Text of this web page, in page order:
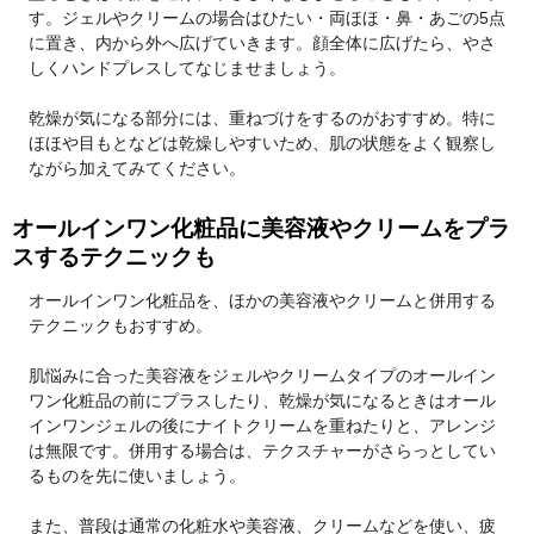
す。ジェルやクリームの場合はひたい・両ほほ・鼻・あごの5点
に置き、内から外へ広げていきます。顔全体に広げたら、やさ
しくハンドプレスしてなじませましょう。
乾燥が気になる部分には、重ねづけをするのがおすすめ。特に
ほほや目もとなどは乾燥しやすいため、肌の状態をよく観察し
ながら加えてみてください。
オールインワン化粧品に美容液やクリームをプラ
スするテクニックも
オールインワン化粧品を、ほかの美容液やクリームと併用する
テクニックもおすすめ。
肌悩みに合った美容液をジェルやクリームタイプのオールイン
ワン化粧品の前にプラスしたり、乾燥が気になるときはオール
インワンジェルの後にナイトクリームを重ねたりと、アレンジ
は無限です。併用する場合は、テクスチャーがさらっとしてい
るものを先に使いましょう。
また、普段は通常の化粧水や美容液、クリームなどを使い、疲